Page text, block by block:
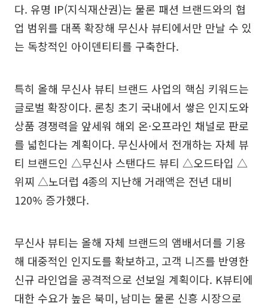
다. 유명 IP(지식재산권)는 물론 패션 브랜드와의 협
업 범위를 대폭 확장해 무신사 뷰티에서만 만날 수 있
는 독창적인 아이덴티티를 구축한다.
특히 올해 무신사 뷰티 브랜드 사업의 핵심 키워드는
글로벌 확장이다. 론칭 초기 국내에서 쌓은 인지도와
상품 경쟁력을 앞세워 해외 온·오프라인 채널로 판로
를 넓힌다는 계획이다. 무신사에서 전개하는 자체 뷰
티 브랜드인 △무신사 스탠다드 뷰티 △오드타입 △
위찌 △노더럽 4종의 지난해 거래액은 전년 대비
120% 증가했다.
무신사 뷰티는 올해 자체 브랜드의 앰배서더를 기용
해 대중적인 인지도를 확보하고, 고객 니즈를 반영한
신규 라인업을 공격적으로 선보일 계획이다. K뷰티에
대한 수요가 높은 북미, 남미는 물론 신흥 시장으로